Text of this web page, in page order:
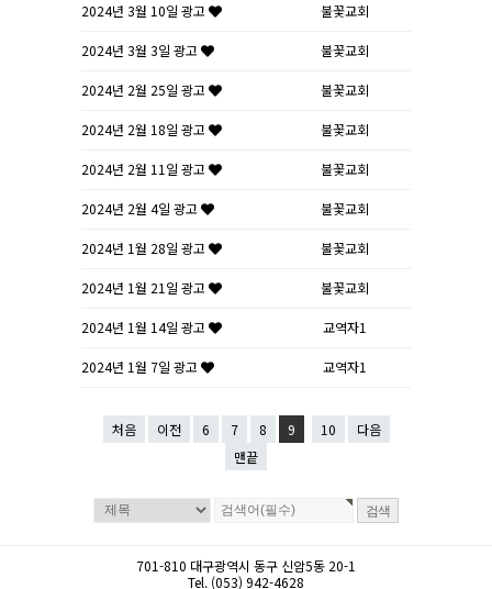
2024년 3월 10일 광고 불꽃교회
2024년 3월 3일 광고 불꽃교회
2024년 2월 25일 광고 불꽃교회
2024년 2월 18일 광고 불꽃교회
2024년 2월 11일 광고 불꽃교회
2024년 2월 4일 광고 불꽃교회
2024년 1월 28일 광고 불꽃교회
2024년 1월 21일 광고 불꽃교회
2024년 1월 14일 광고 교역자1
2024년 1월 7일 광고 교역자1
처음 이전 6 7 8 9 10
다음
맨끝
701-810 대구광역시 동구 신암5동 20-1
Tel. (053) 942-4628